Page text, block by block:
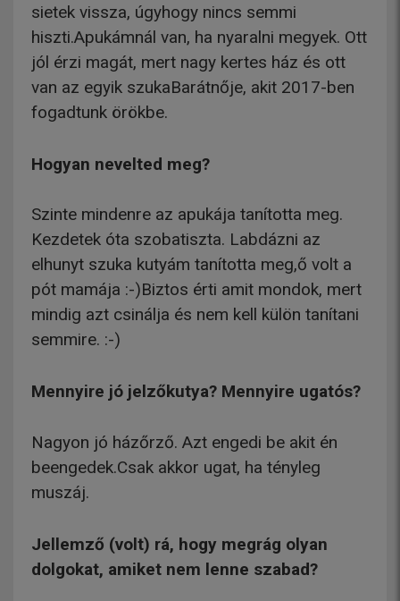
sietek vissza, úgyhogy nincs semmi
hiszti.Apukámnál van, ha nyaralni megyek. Ott
jól érzi magát, mert nagy kertes ház és ott
van az egyik szukaBarátnője, akit 2017-ben
fogadtunk örökbe.
Hogyan nevelted meg?
Szinte mindenre az apukája tanította meg.
Kezdetek óta szobatiszta. Labdázni az
elhunyt szuka kutyám tanította meg,ő volt a
pót mamája :-)Biztos érti amit mondok, mert
mindig azt csinálja és nem kell külön tanítani
semmire. :-)
Mennyire jó jelzőkutya? Mennyire ugatós?
Nagyon jó házőrző. Azt engedi be akit én
beengedek.Csak akkor ugat, ha tényleg
muszáj.
Jellemző (volt) rá, hogy megrág olyan
dolgokat, amiket nem lenne szabad?